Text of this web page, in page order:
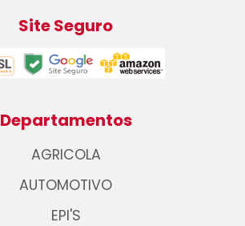
Site Seguro
Departamentos
AGRICOLA
AUTOMOTIVO
EPI'S